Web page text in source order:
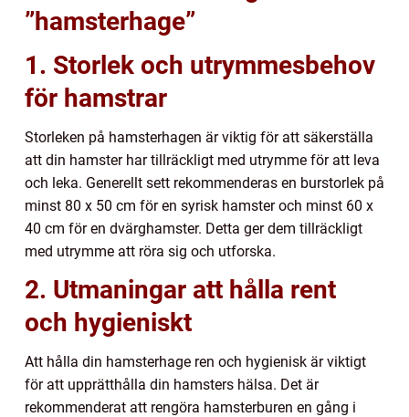
”hamsterhage”
1. Storlek och utrymmesbehov
för hamstrar
Storleken på hamsterhagen är viktig för att säkerställa
att din hamster har tillräckligt med utrymme för att leva
och leka. Generellt sett rekommenderas en burstorlek på
minst 80 x 50 cm för en syrisk hamster och minst 60 x
40 cm för en dvärghamster. Detta ger dem tillräckligt
med utrymme att röra sig och utforska.
2. Utmaningar att hålla rent
och hygieniskt
Att hålla din hamsterhage ren och hygienisk är viktigt
för att upprätthålla din hamsters hälsa. Det är
rekommenderat att rengöra hamsterburen en gång i